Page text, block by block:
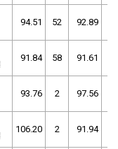
94.51 52 92.89
91.84 58 91.61
93.76 2 97.56
106.20 2 91.94